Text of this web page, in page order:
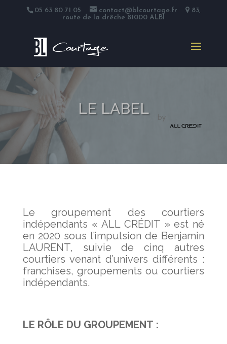
05 63 80 71 05 contact@blcourtage.fr
83,
route de la drêche 81000 ALBI
LE LABEL by
Le groupement des courtiers
indépendants « ALL CRÉDIT » est né
en 2020 sous l’impulsion de Benjamin
LAURENT, suivie de cinq autres
courtiers venant d’univers différents :
franchises, groupements ou courtiers
indépendants.
LE RÔLE DU GROUPEMENT :